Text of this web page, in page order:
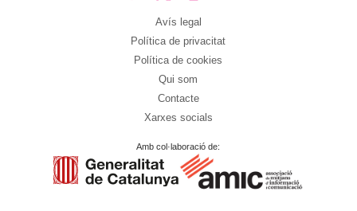
Avís legal
Política de privacitat
Política de cookies
Qui som
Contacte
Xarxes socials
Amb col·laboració de: